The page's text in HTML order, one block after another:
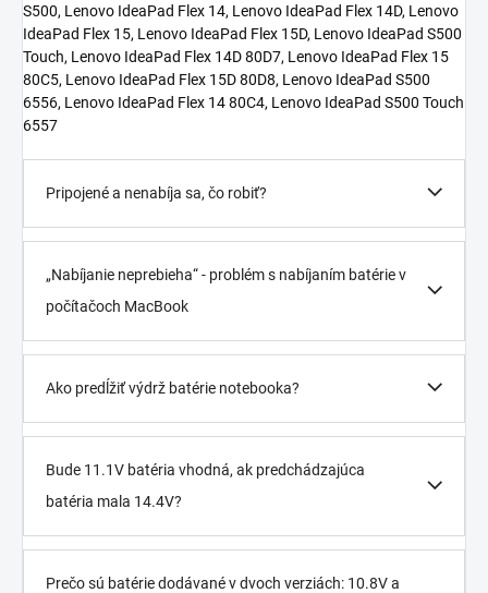
S500, Lenovo IdeaPad Flex 14, Lenovo IdeaPad Flex 14D, Lenovo
IdeaPad Flex 15, Lenovo IdeaPad Flex 15D, Lenovo IdeaPad S500
Touch, Lenovo IdeaPad Flex 14D 80D7, Lenovo IdeaPad Flex 15
80C5, Lenovo IdeaPad Flex 15D 80D8, Lenovo IdeaPad S500
6556, Lenovo IdeaPad Flex 14 80C4, Lenovo IdeaPad S500 Touch
6557
Pripojené a nenabíja sa, čo robiť?
„Nabíjanie neprebieha“ - problém s nabíjaním batérie v
počítačoch MacBook
Ako predĺžiť výdrž batérie notebooka?
Bude 11.1V batéria vhodná, ak predchádzajúca
batéria mala 14.4V?
Prečo sú batérie dodávané v dvoch verziách: 10.8V a